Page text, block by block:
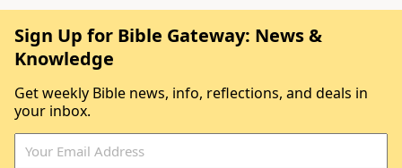
Sign Up for Bible Gateway: News &
Knowledge
Get weekly Bible news, info, reflections, and deals in
your inbox.